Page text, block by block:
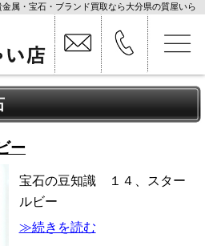
属・宝石・ブランド買取なら大分県の質屋いら
ー
宝石の豆知識 １４、スター
ルビー
≫続きを読む